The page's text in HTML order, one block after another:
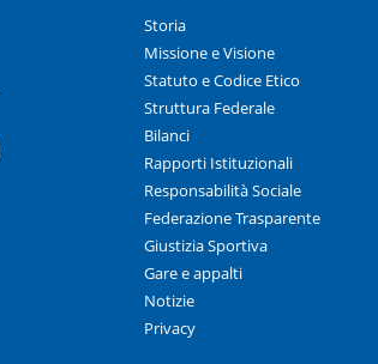
Storia
Missione e Visione
Statuto e Codice Etico
Struttura Federale
Bilanci
Rapporti Istituzionali
Responsabilità Sociale
Federazione Trasparente
Giustizia Sportiva
Gare e appalti
Notizie
Privacy